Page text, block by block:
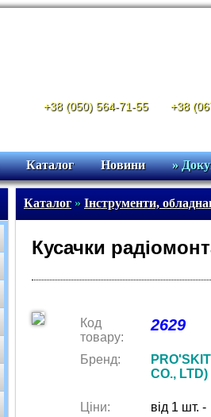
+38 (050) 564-71-55 +38
Каталог Новини »
Каталог» Інструменти,
Кусачки
Код
товару:
2629
Бренд:
CO., LTD)
Ціни: від 1 шт. -